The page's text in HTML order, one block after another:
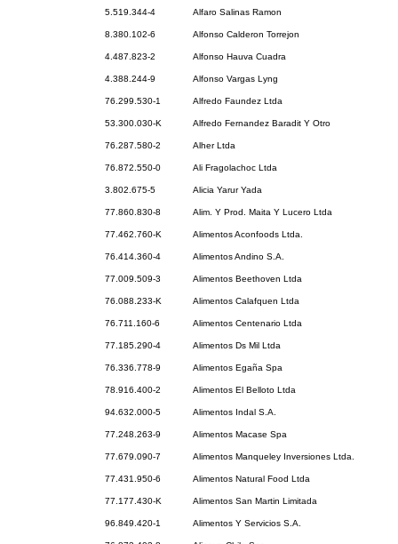
5.519.344-4 Alfaro Salinas Ramon
8.380.102-6 Alfonso Calderon Torrejon
4.487.823-2 Alfonso Hauva Cuadra
4.388.244-9 Alfonso Vargas Lyng
76.299.530-1 Alfredo Faundez Ltda
53.300.030-K Alfredo Fernandez Baradit Y Otro
76.287.580-2 Alher Ltda
76.872.550-0 Ali Fragolachoc Ltda
3.802.675-5 Alicia Yarur Yada
77.860.830-8 Alim. Y Prod. Maita Y Lucero Ltda
77.462.760-K Alimentos Aconfoods Ltda.
76.414.360-4 Alimentos Andino S.A.
77.009.509-3 Alimentos Beethoven Ltda
76.088.233-K Alimentos Calafquen Ltda
76.711.160-6 Alimentos Centenario Ltda
77.185.290-4 Alimentos Ds Mil Ltda
76.336.778-9 Alimentos Egaña Spa
78.916.400-2 Alimentos El Belloto Ltda
94.632.000-5 Alimentos Indal S.A.
77.248.263-9 Alimentos Macase Spa
77.679.090-7 Alimentos Manqueley Inversiones Ltda.
77.431.950-6 Alimentos Natural Food Ltda
77.177.430-K Alimentos San Martin Limitada
96.849.420-1 Alimentos Y Servicios S.A.